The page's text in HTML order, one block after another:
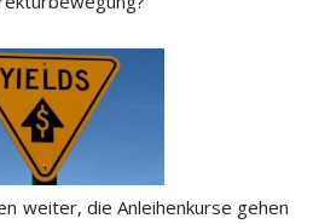
weiter, die Anleihenkurse gehen